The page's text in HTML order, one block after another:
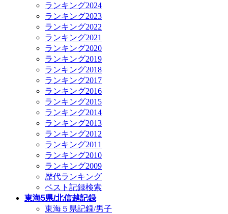
ランキング2024
ランキング2023
ランキング2022
ランキング2021
ランキング2020
ランキング2019
ランキング2018
ランキング2017
ランキング2016
ランキング2015
ランキング2014
ランキング2013
ランキング2012
ランキング2011
ランキング2010
ランキング2009
歴代ランキング
ベスト記録検索
東海5県/北信越記録
東海５県記録/男子